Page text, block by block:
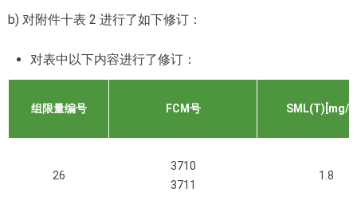
b) 对附件十表 2 进行了如下修订：
对表中以下内容进行了修订：
组限量编号 FCM号 SML(T)[mg/
26
3710
3711
1.8